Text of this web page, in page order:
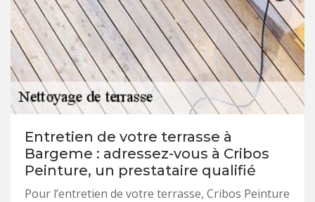
Entretien de votre terrasse à
Bargeme : adressez-vous à Cribos
Peinture, un prestataire qualifié
Pour l’entretien de votre terrasse, Cribos Peinture